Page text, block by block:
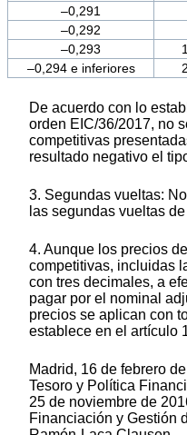
–0,291
–0,292
–0,293
–0,294 e inferiores
De acuerdo con lo
orden EIC/36/2017, no
competitivas
resultado negativo el
3. Segundas vueltas:
las segundas vueltas
4. Aunque los precios
competitivas, incluidas
con tres decimales, a
pagar por el nominal
precios se aplican con
establece en el artículo
Madrid, 16 de febrero
Tesoro y Política
25 de noviembre de
Financiación y Gestión